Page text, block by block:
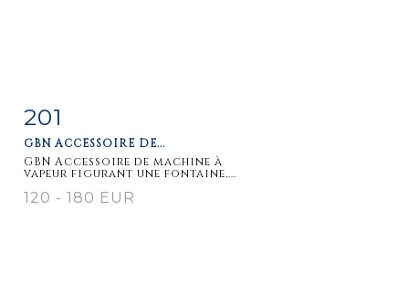
détaillée
201
GBN ACCESSOIRE DE...
GBN Accessoire de machine à
vapeur figurant une fontaine,...
120 - 180 EUR